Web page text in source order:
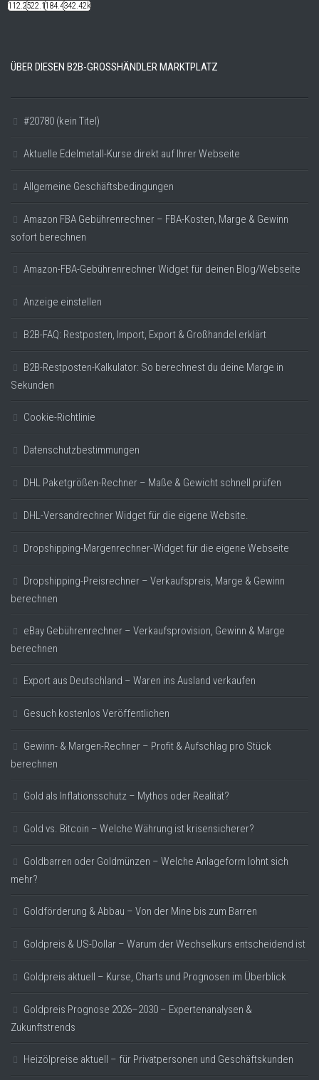
112.22k522.14k184.48k342.42k
ÜBER DIESEN B2B-GROSSHÄNDLER MARKTPLATZ
#20780 (kein Titel)
Aktuelle Edelmetall-Kurse direkt auf Ihrer Webseite
Allgemeine Geschäftsbedingungen
Amazon FBA Gebührenrechner – FBA-Kosten, Marge & Gewinn
sofort berechnen
Amazon-FBA-Gebührenrechner Widget für deinen Blog/Webseite
Anzeige einstellen
B2B-FAQ: Restposten, Import, Export & Großhandel erklärt
B2B-Restposten-Kalkulator: So berechnest du deine Marge in
Sekunden
Cookie-Richtlinie
Datenschutzbestimmungen
DHL Paketgrößen-Rechner – Maße & Gewicht schnell prüfen
DHL-Versandrechner Widget für die eigene Website.
Dropshipping-Margenrechner-Widget für die eigene Webseite
Dropshipping-Preisrechner – Verkaufspreis, Marge & Gewinn
berechnen
eBay Gebührenrechner – Verkaufsprovision, Gewinn & Marge
berechnen
Export aus Deutschland – Waren ins Ausland verkaufen
Gesuch kostenlos Veröffentlichen
Gewinn- & Margen-Rechner – Profit & Aufschlag pro Stück
berechnen
Gold als Inflationsschutz – Mythos oder Realität?
Gold vs. Bitcoin – Welche Währung ist krisensicherer?
Goldbarren oder Goldmünzen – Welche Anlageform lohnt sich
mehr?
Goldförderung & Abbau – Von der Mine bis zum Barren
Goldpreis & US-Dollar – Warum der Wechselkurs entscheidend ist
Goldpreis aktuell – Kurse, Charts und Prognosen im Überblick
Goldpreis Prognose 2026–2030 – Expertenanalysen &
Zukunftstrends
Heizölpreise aktuell – für Privatpersonen und Geschäftskunden